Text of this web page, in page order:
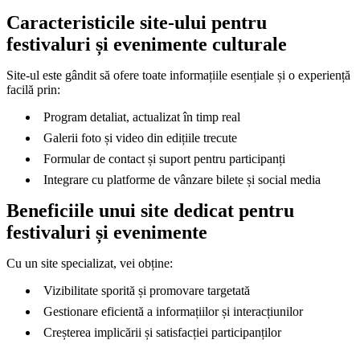
Caracteristicile site-ului pentru
festivaluri și evenimente culturale
Site-ul este gândit să ofere toate informațiile esențiale și o experiență
facilă prin:
Program detaliat, actualizat în timp real
Galerii foto și video din edițiile trecute
Formular de contact și suport pentru participanți
Integrare cu platforme de vânzare bilete și social media
Beneficiile unui site dedicat pentru
festivaluri și evenimente
Cu un site specializat, vei obține:
Vizibilitate sporită și promovare targetată
Gestionare eficientă a informațiilor și interacțiunilor
Creșterea implicării și satisfacției participanților